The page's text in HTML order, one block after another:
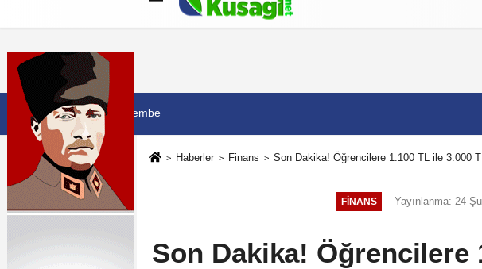
Künye İletişim Çerez Politikası
6 Ağustos 2026, Perşembe
Haberler Finans Son Dakika! Öğrencilere 1.100 TL ile 3.000
FINANS Yayınlanma: 24
Son Dakika! Öğrencilere